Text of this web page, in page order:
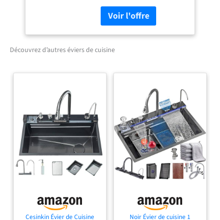
couleurs Silgranit et peut
être assorti aux robinets
BLANCO assortis Idéal dans
un petit espace : le plus
petit évier de cuisine
pour un travail confortable
même dans les très petites
cuisines Évier en granit en
silgranit : le matériau
composite breveté composé
jusqu'à 80 % de quartz est
une pierre artificielle de
qualité supérieure - Facile à
nettoyer, résistant aux
rayures, durable et résistant
à la chaleur Instructions
réversible et peut être aligné
à gauche et à droite de
Découvrez d’autres éviers de cuisine
Cesinkin Évier de Cuisine Noir Évier de cuisine 1